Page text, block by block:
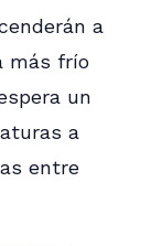
a
más frío
un
a
entre